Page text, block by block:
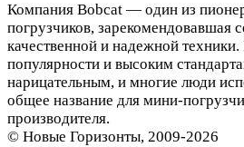
Компания Bobcat — один из
погрузчиков, зарекомендовавшая
качественной и надежной
популярности и высоким
нарицательным, и многие люди
общее название для мини-
производителя.
© Новые Горизонты, 2009-2026